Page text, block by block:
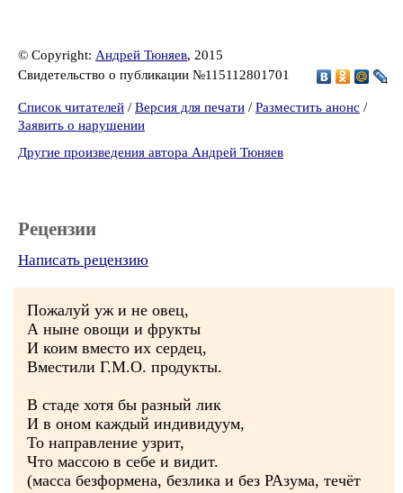
© Copyright: Андрей Тюняев, 2015
Свидетельство о публикации №115112801701
Список читателей / Версия для печати / Разместить анонс /
Заявить о нарушении
Другие произведения автора Андрей Тюняев
Рецензии
Написать рецензию
Пожалуй уж и не овец,
А ныне овощи и фрукты
И коим вместо их сердец,
Вместили Г.М.О. продукты.
В стаде хотя бы разный лик
И в оном каждый индивидуум,
То направление узрит,
Что массою в себе и видит.
(масса безформена, безлика и без РАзума, течёт